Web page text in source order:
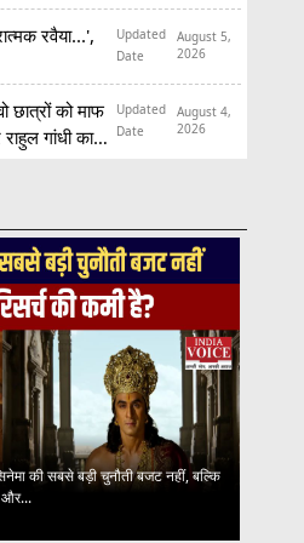
रवैया...',
Updated
Date
August 5,
2026
को माफ
गांधी का
Updated
Date
August 4,
2026
की सबसे बड़ी चुनौती बजट नहीं, बल्कि
और...